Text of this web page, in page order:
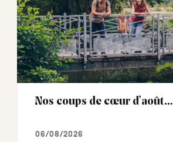
Nos coups de cœur d’août…
06/08/2026